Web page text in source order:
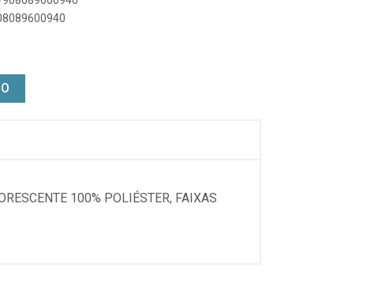
100% POLIÉSTER, FAIXAS